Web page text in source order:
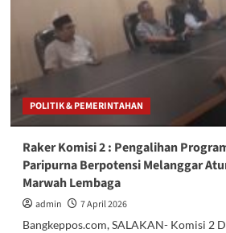
POLITIK & PEMERINTAHAN
Raker Komisi 2 : Pengalihan
Paripurna Berpotensi Melanggar
Marwah Lembaga
admin
7 April 2026
Bangkeppos.com, SALAKAN- Komisi 2